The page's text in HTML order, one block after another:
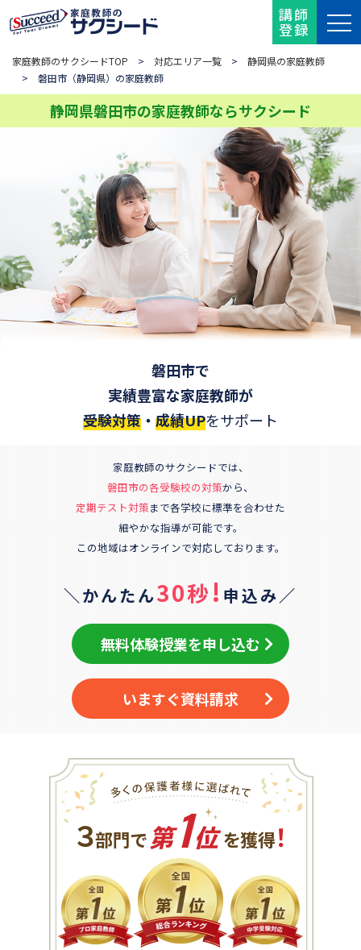
講師
登録
家庭教師のサクシードTOP > 対応エリア一覧 > 静岡県の家庭教師
> 磐田市（静岡県）の家庭教師
静岡県磐田市の家庭教師ならサクシード
磐田市で
実績豊富な家庭教師が
受験対策 ・ 成績UPをサポート
家庭教師のサクシードでは、
磐田市の各受験校の対策から、
定期テスト対策まで各学校に標準を合わせた
細やかな指導が可能です。
この地域はオンラインで対応しております。
＼かんたん30秒! 申込み／
無料体験授業を申し込む
いますぐ資料請求
３部門で 第1位を獲得！